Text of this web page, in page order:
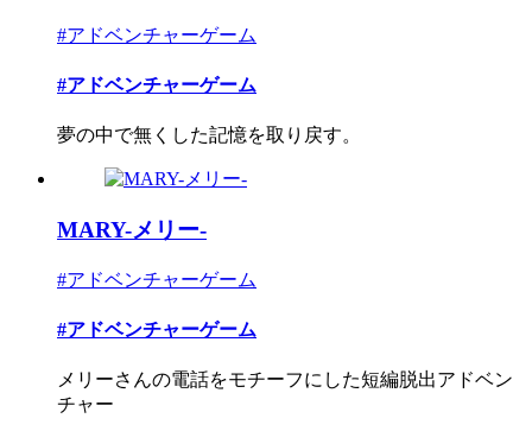
#アドベンチャーゲーム
#アドベンチャーゲーム
夢の中で無くした記憶を取り戻す。
MARY-メリー-
#アドベンチャーゲーム
#アドベンチャーゲーム
メリーさんの電話をモチーフにした短編脱出アドベン
チャー